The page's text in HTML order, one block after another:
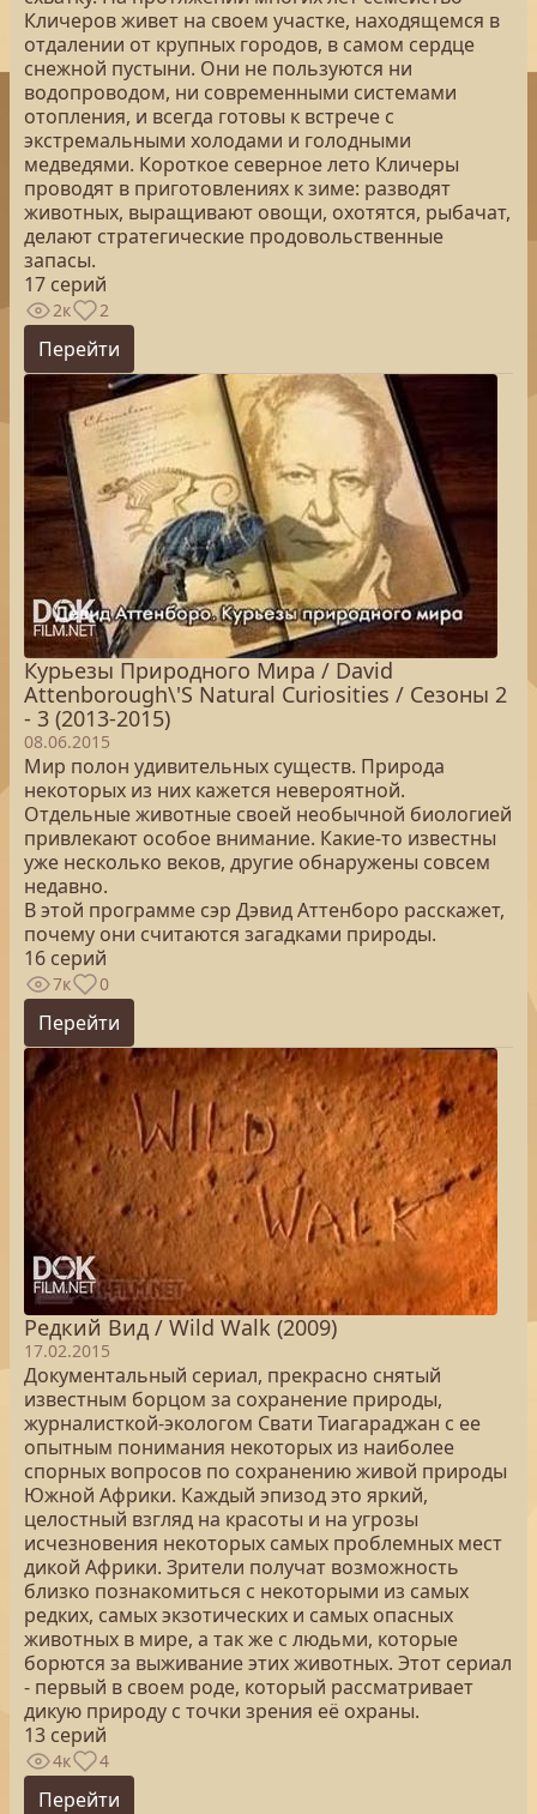
Кличеров живет на своем участке, находящемся в
отдалении от крупных городов, в самом сердце
снежной пустыни. Они не пользуются ни
водопроводом, ни современными системами
отопления, и всегда готовы к встрече с
экстремальными холодами и голодными
медведями. Короткое северное лето Кличеры
проводят в приготовлениях к зиме: разводят
животных, выращивают овощи, охотятся, рыбачат,
делают стратегические продовольственные
запасы.
17 серий
2к 2
Перейти
Курьезы Природного Мира / David
Attenborough\'S Natural Curiosities / Сезоны 2
- 3 (2013-2015)
08.06.2015
Мир полон удивительных существ. Природа
некоторых из них кажется невероятной.
Отдельные животные своей необычной биологией
привлекают особое внимание. Какие-то известны
уже несколько веков, другие обнаружены совсем
недавно.
В этой программе сэр Дэвид Аттенборо расскажет,
почему они считаются загадками природы.
16 серий
7к 0
Перейти
Редкий Вид / Wild Walk (2009)
17.02.2015
Документальный сериал, прекрасно снятый
известным борцом за сохранение природы,
журналисткой-экологом Свати Тиагараджан с ее
опытным понимания некоторых из наиболее
спорных вопросов по сохранению живой природы
Южной Африки. Каждый эпизод это яркий,
целостный взгляд на красоты и на угрозы
исчезновения некоторых самых проблемных мест
дикой Африки. Зрители получат возможность
близко познакомиться с некоторыми из самых
редких, самых экзотических и самых опасных
животных в мире, а так же с людьми, которые
борются за выживание этих животных. Этот сериал
- первый в своем роде, который рассматривает
дикую природу с точки зрения её охраны.
13 серий
4к 4
Перейти